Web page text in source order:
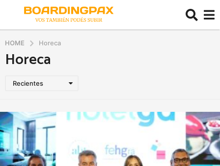
HOME Horeca
Horeca
Recientes